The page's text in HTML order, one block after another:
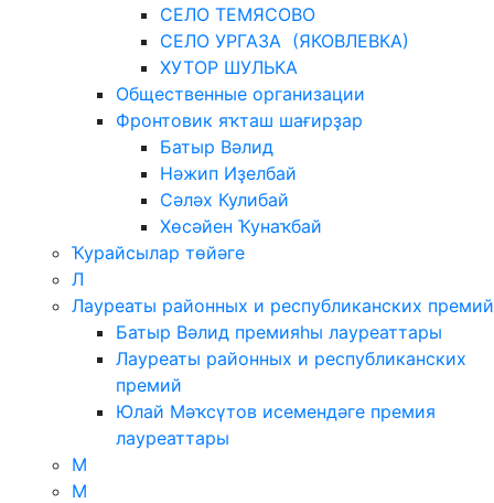
СЕЛО ТЕМЯСОВО
СЕЛО УРГАЗА (ЯКОВЛЕВКА)
ХУТОР ШУЛЬКА
Общественные организации
Фронтовик яҡташ шағирҙар
Батыр Вәлид
Нәжип Иҙелбай
Сәләх Кулибай
Хөсәйен Ҡунаҡбай
Ҡурайсылар төйәге
Л
Лауреаты районных и республиканских премий
Батыр Вәлид премияһы лауреаттары
Лауреаты районных и республиканских
премий
Юлай Мәҡсүтов исемендәге премия
лауреаттары
М
М